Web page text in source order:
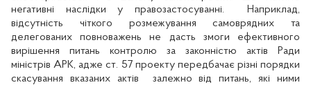
негативні наслідки у правозастосуванні.
Наприклад,
відсутність чіткого розмежування самоврядних та
делегованих повноважень не дасть змоги ефективного
вирішення питань контролю за законністю актів Ради
міністрів АРК, адже ст. 57 проекту передбачає різні порядки
скасування вказаних актів
залежно від питань, які ними